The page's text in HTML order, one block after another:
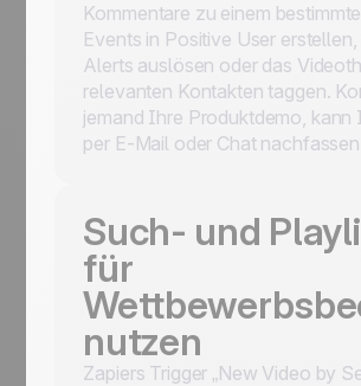
Kommentare zu einem
Events in Positive User
Alerts auslösen oder das
relevanten Kontakten taggen.
jemand Ihre Produktdemo, kann
per E-Mail oder Chat
Such- und
für
nutzen
Zapiers Trigger „New Video by